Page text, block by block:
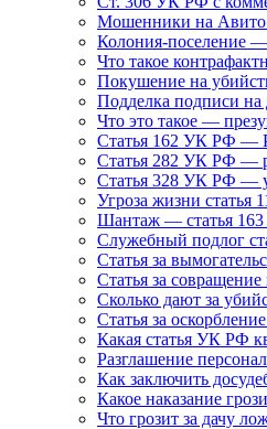
Мошенники на Авито
Колония-поселение
Что такое
Покушение на
Подделка подписи на
Что это такое —
Статья 162 УК РФ —
Статья 282 УК РФ —
Статья 328 УК РФ —
Угроза жизни
Шантаж — статья 163
Служебный подлог
Статья за
Статья за
Сколько дают за
Статья за
Какая статья УК РФ
Разглашение
Как заключить
Какое наказание
Что грозит за дачу